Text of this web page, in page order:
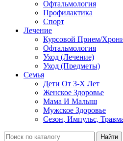
Офтальмология
Профилактика
Спорт
Лечение
Курсовой Прием/
Офтальмология
Уход (Лечение)
Уход (Предметы)
Семья
Дети От 3-Х Лет
Женское Здоровье
Мама И Малыш
Мужское Здоровье
Сезон, Импульс,
Найти